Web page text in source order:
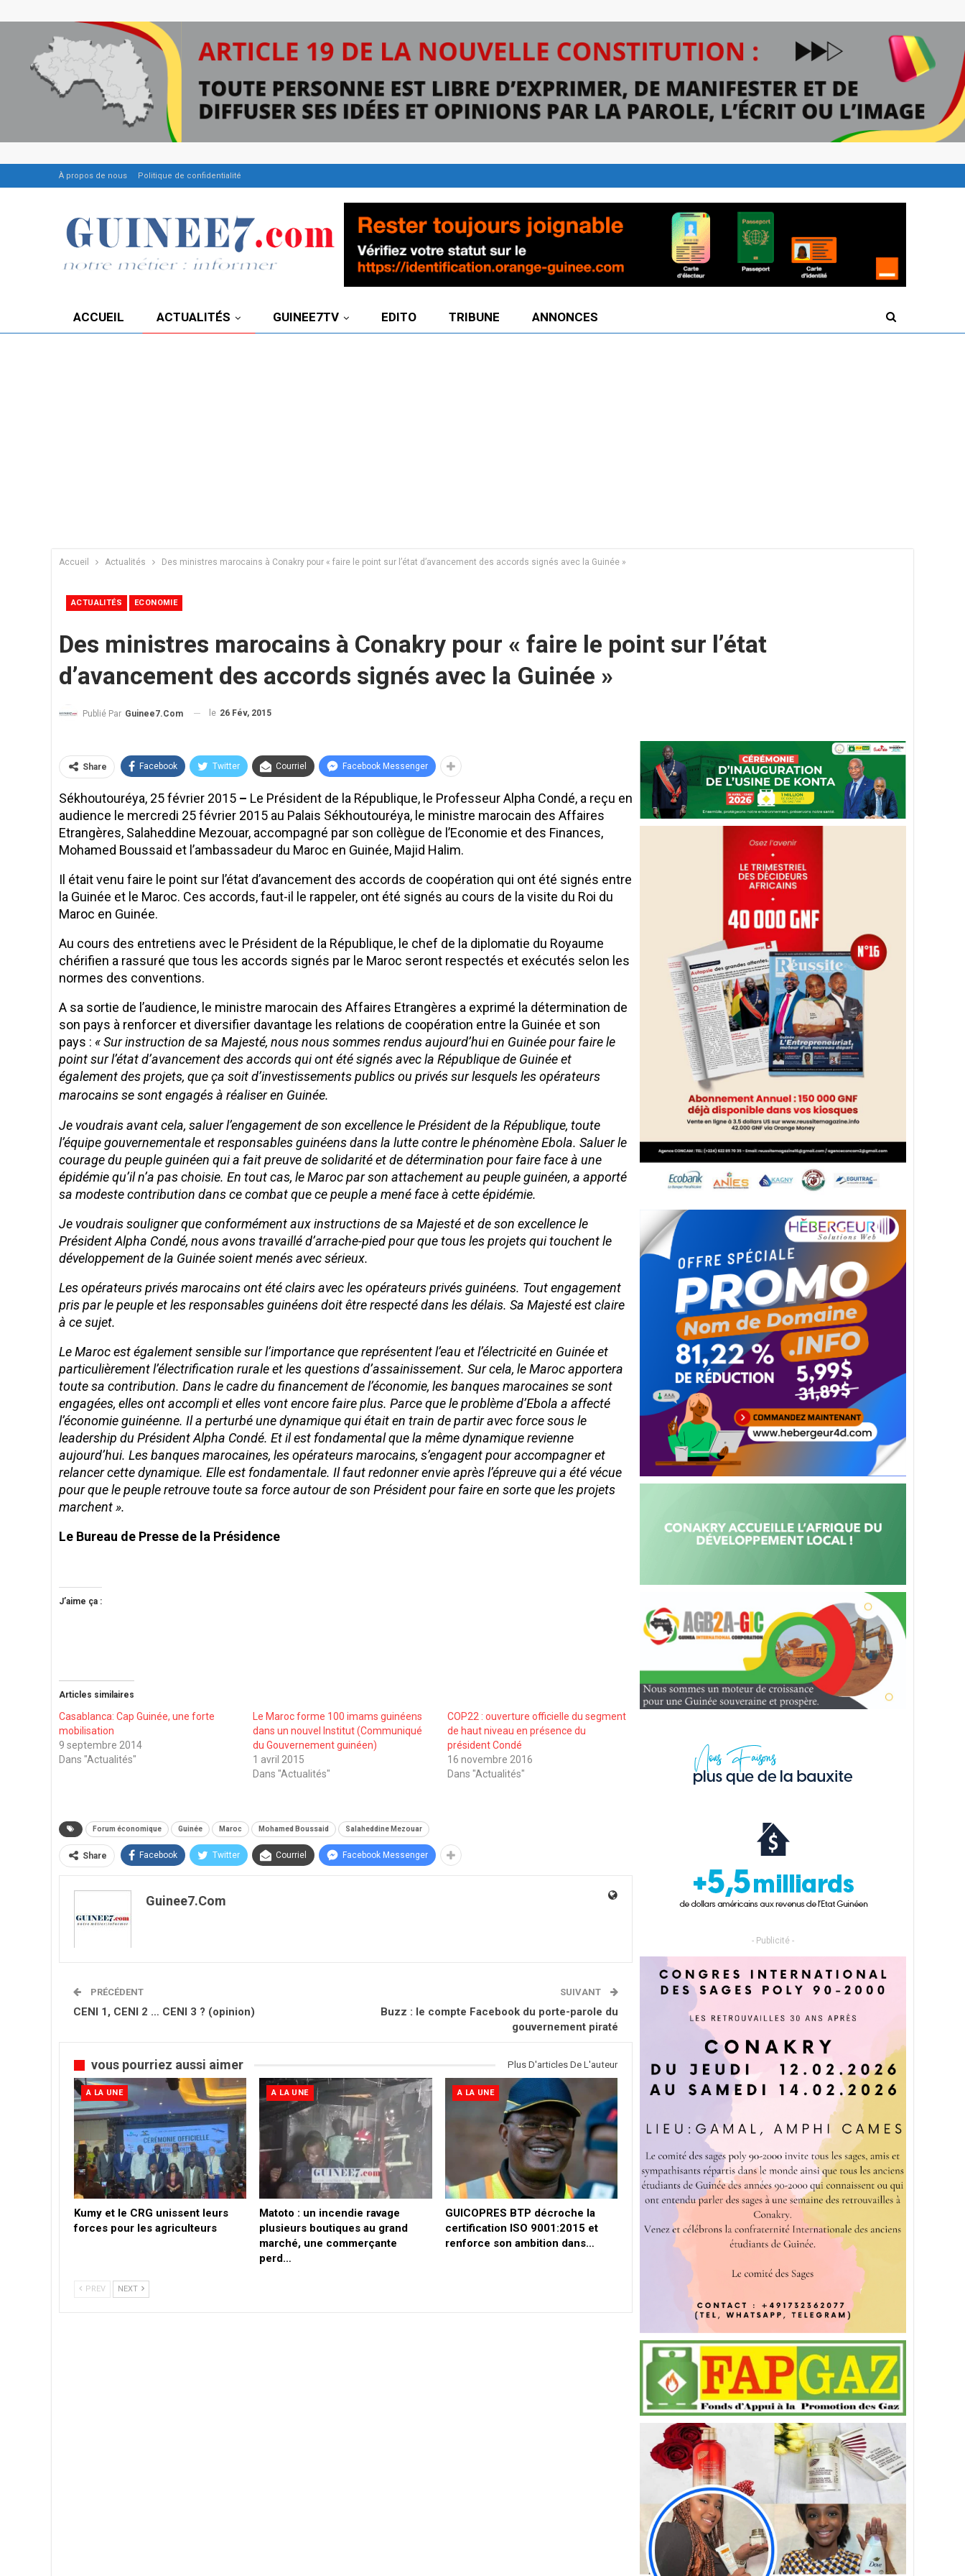
À propos de nous Politique de confidentialité
ACCUEIL ACTUALITÉS GUINEE7TV EDITO TRIBUNE ANNONCES
Accueil Actualités Des ministres marocains à Conakry pour « faire le point sur l’état d’avancement des accords signés avec la Guinée »
ACTUALITÉS ECONOMIE
Des ministres marocains à Conakry pour « faire le point sur l’état
d’avancement des accords signés avec la Guinée »
Publié Par Guinee7.com le 26 Fév, 2015
Share Facebook Twitter Courriel Facebook Messenger
Sékhoutouréya, 25 février 2015 – Le Président de la République, le Professeur Alpha Condé, a reçu en
audience le mercredi 25 février 2015 au Palais Sékhoutouréya, le ministre marocain des Affaires
Etrangères, Salaheddine Mezouar, accompagné par son collègue de l’Economie et des Finances,
Mohamed Boussaid et l’ambassadeur du Maroc en Guinée, Majid Halim.
Il était venu faire le point sur l’état d’avancement des accords de coopération qui ont été signés entre
la Guinée et le Maroc. Ces accords, faut-il le rappeler, ont été signés au cours de la visite du Roi du
Maroc en Guinée.
Au cours des entretiens avec le Président de la République, le chef de la diplomatie du Royaume
chérifien a rassuré que tous les accords signés par le Maroc seront respectés et exécutés selon les
normes des conventions.
A sa sortie de l’audience, le ministre marocain des Affaires Etrangères a exprimé la détermination de
son pays à renforcer et diversifier davantage les relations de coopération entre la Guinée et son
pays : « Sur instruction de sa Majesté, nous nous sommes rendus aujourd’hui en Guinée pour faire le
point sur l’état d’avancement des accords qui ont été signés avec la République de Guinée et
également des projets, que ça soit d’investissements publics ou privés sur lesquels les opérateurs
marocains se sont engagés à réaliser en Guinée.
Je voudrais avant cela, saluer l’engagement de son excellence le Président de la République, toute
l’équipe gouvernementale et responsables guinéens dans la lutte contre le phénomène Ebola. Saluer le
courage du peuple guinéen qui a fait preuve de solidarité et de détermination pour faire face à une
épidémie qu’il n’a pas choisie. En tout cas, le Maroc par son attachement au peuple guinéen, a apporté
sa modeste contribution dans ce combat que ce peuple a mené face à cette épidémie.
Je voudrais souligner que conformément aux instructions de sa Majesté et de son excellence le
Président Alpha Condé, nous avons travaillé d’arrache-pied pour que tous les projets qui touchent le
développement de la Guinée soient menés avec sérieux.
Les opérateurs privés marocains ont été clairs avec les opérateurs privés guinéens. Tout engagement
pris par le peuple et les responsables guinéens doit être respecté dans les délais. Sa Majesté est claire
à ce sujet.
Le Maroc est également sensible sur l’importance que représentent l’eau et l’électricité en Guinée et
particulièrement l’électrification rurale et les questions d’assainissement. Sur cela, le Maroc apportera
toute sa contribution. Dans le cadre du financement de l’économie, les banques marocaines se sont
engagées, elles ont accompli et elles vont encore faire plus. Parce que le problème d’Ebola a affecté
l’économie guinéenne. Il a perturbé une dynamique qui était en train de partir avec force sous le
leadership du Président Alpha Condé. Et il est fondamental que la même dynamique revienne
aujourd’hui. Les banques marocaines, les opérateurs marocains, s’engagent pour accompagner et
relancer cette dynamique. Elle est fondamentale. Il faut redonner envie après l’épreuve qui a été vécue
pour que le peuple retrouve toute sa force autour de son Président pour faire en sorte que les projets
marchent ».
Le Bureau de Presse de la Présidence
J’aime ça :
Articles similaires
Casablanca: Cap Guinée, une forte
mobilisation
9 septembre 2014
Dans "Actualités"
Le Maroc forme 100 imams guinéens
dans un nouvel Institut (Communiqué
du Gouvernement guinéen)
1 avril 2015
Dans "Actualités"
COP22 : ouverture officielle du segment
de haut niveau en présence du
président Condé
16 novembre 2016
Dans "Actualités"
Forum économique Guinée Maroc Mohamed Boussaid Salaheddine Mezouar
Share Facebook Twitter Courriel Facebook Messenger
Guinee7.com
PRÉCÉDENT
CENI 1, CENI 2 … CENI 3 ? (opinion)
SUIVANT
Buzz : le compte Facebook du porte-parole du
gouvernement piraté
vous pourriez aussi aimer Plus D'articles De L'auteur
A LA UNE
Kumy et le CRG unissent leurs
forces pour les agriculteurs
A LA UNE
Matoto : un incendie ravage
plusieurs boutiques au grand
marché, une commerçante
perd…
A LA UNE
GUICOPRES BTP décroche la
certification ISO 9001:2015 et
renforce son ambition dans…
PREV NEXT
- Publicité -